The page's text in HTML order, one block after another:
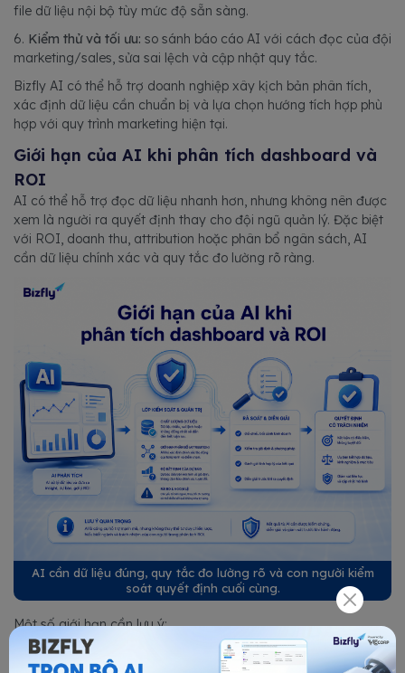
file dữ liệu nội bộ tùy mức độ sẵn sàng.
6. Kiểm thử và tối ưu: so sánh báo cáo AI với cách đọc của đội
marketing/sales, sửa sai lệch và cập nhật quy tắc.
Bizfly AI có thể hỗ trợ doanh nghiệp xây kịch bản phân tích,
xác định dữ liệu cần chuẩn bị và lựa chọn hướng tích hợp phù
hợp với quy trình marketing hiện tại.
Giới hạn của AI khi phân tích dashboard và
ROI
AI có thể hỗ trợ đọc dữ liệu nhanh hơn, nhưng không nên được
xem là người ra quyết định thay cho đội ngũ quản lý. Đặc biệt
với ROI, doanh thu, attribution hoặc phân bổ ngân sách, AI
cần dữ liệu chính xác và quy tắc đo lường rõ ràng.
AI cần dữ liệu đúng, quy tắc đo lường rõ và con người kiểm
soát quyết định cuối cùng.
Một số giới hạn cần lưu ý:
• AI có thể diễn giải sai nếu dữ liệu CRM thiếu trạng thái, trùng